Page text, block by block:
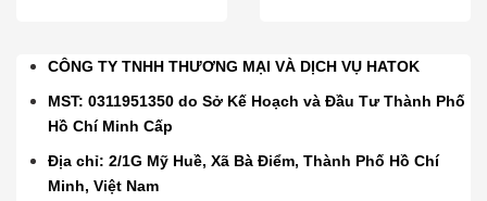
CÔNG TY TNHH THƯƠNG MẠI VÀ DỊCH VỤ HATOK
MST: 0311951350 do Sở Kế Hoạch và Đầu Tư Thành Phố
Hồ Chí Minh Cấp
Địa chỉ: 2/1G Mỹ Huề, Xã Bà Điểm, Thành Phố Hồ Chí
Minh, Việt Nam